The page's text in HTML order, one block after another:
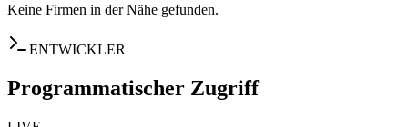
Keine Firmen in der Nähe gefunden.
ENTWICKLER
Programmatischer Zugriff